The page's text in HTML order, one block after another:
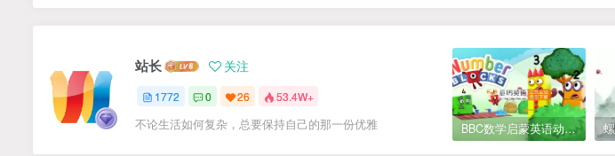
站长 关注
1772 0 26 53.4W+
不论生活如何复杂，总要保持自己的那一份优雅 BBC数学启蒙英语动画Numberblocks数字积木，全七季共161集，1080P高清视频带英文字幕